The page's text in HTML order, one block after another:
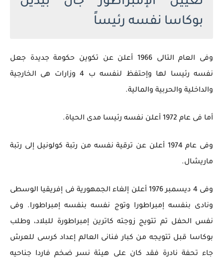
بوكاسا نفسه رئيساً
وفى العام التالى 1966 أعلن عن تكوين حكومة جديدة جعل
نفسه رئيسا لها وإحتفظ لنفسه ب 4 وزارات هى الخارجية
والداخلية والحربية والمالية.
أما فى عام 1972 أعلن نفسه رئيسا مدى الحياة.
وفى عام 1974 أعلن عن ترقية نفسه من رتبة كولونيل إلى رتبة
ماريشال.
وفى 4 ديسمبر 1976 أعلن إلغاء الجمهورية فى إفريقيا الوسطى
ونادى بنفسه إمبراطورا وتوج نفسه بنفسه إمبراطورا. وفى
نفس الحفل تم تتويج زوجته كاترين إمبراطورة للبلاد، وطلب
بوكاسا قبل تتويجه من كبار فنانى العالم إعداد كرسى للعرش
جاء تحفة نادرة فقد كان على هيئة نسر ضخم فاردا جناحيه